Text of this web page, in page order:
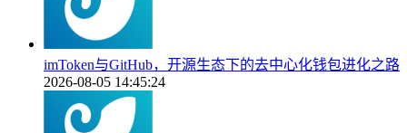
imToken与GitHub，开源生态下的去中心化钱包进化之路
2026-08-05 14:45:24